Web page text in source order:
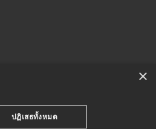
×
ปฏิเสธทั้งหมด